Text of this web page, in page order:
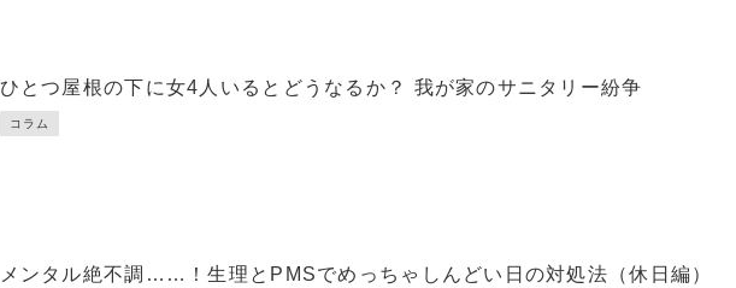
ひとつ屋根の下に女4人いるとどうなるか？ 我が家のサニタリー紛争
コラム
メンタル絶不調……！生理とPMSでめっちゃしんどい日の対処法（休日編）